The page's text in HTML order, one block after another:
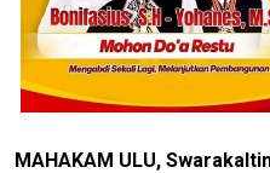
MAHAKAM ULU,